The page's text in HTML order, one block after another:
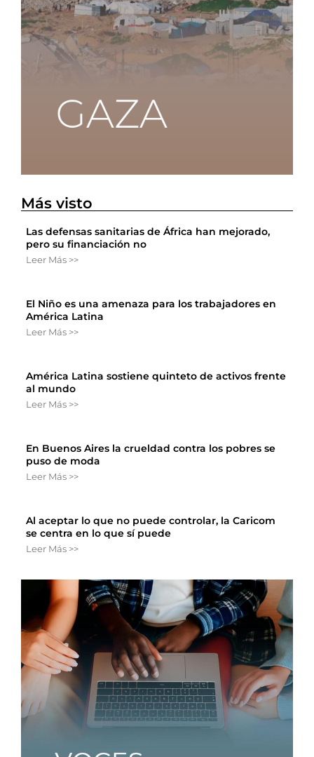
Más visto
Las defensas sanitarias de África han mejorado,
pero su financiación no
Leer Más >>
El Niño es una amenaza para los trabajadores en
América Latina
Leer Más >>
América Latina sostiene quinteto de activos frente
al mundo
Leer Más >>
En Buenos Aires la crueldad contra los pobres se
puso de moda
Leer Más >>
Al aceptar lo que no puede controlar, la Caricom
se centra en lo que sí puede
Leer Más >>